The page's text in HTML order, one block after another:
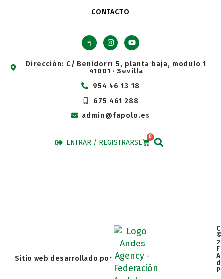
CONTACTO
Dirección: C/ Benidorm 5, planta baja, modulo 1
41001 · Sevilla
954 46 13 18
675 461 288
admin@fapolo.es
ENTRAR / REGISTRARSE
0
Sitio web desarrollado por